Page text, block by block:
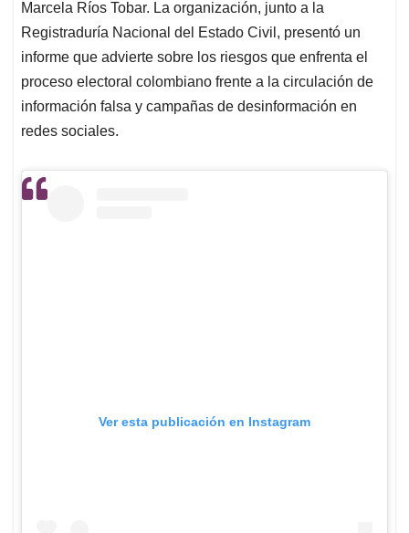
Marcela Ríos Tobar. La organización, junto a la
Registraduría Nacional del Estado Civil, presentó un
informe que advierte sobre los riesgos que enfrenta el
proceso electoral colombiano frente a la circulación de
información falsa y campañas de desinformación en
redes sociales.
Ver esta publicación en Instagram